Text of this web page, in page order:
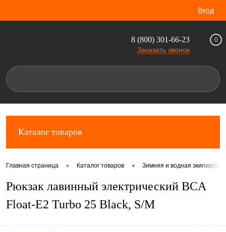
Вход
8 (800) 301-66-23
Заказать звонок
0
Каталог товаров
Главная страница • Каталог товаров • Зимняя и водная
Рюкзак лавинный электрический BCA
Float-E2 Turbo 25 Black, S/M